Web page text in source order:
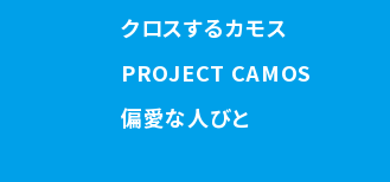
クロスするカモス
PROJECT CAMOS
偏愛な人びと